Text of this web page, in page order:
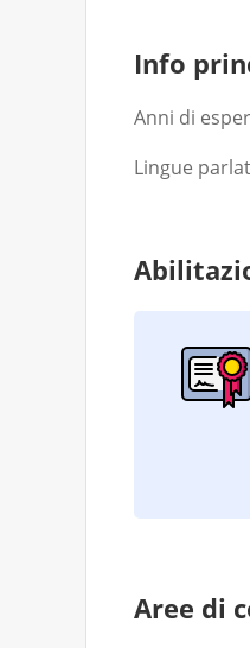
Info
Anni di
Lingue
Aree di